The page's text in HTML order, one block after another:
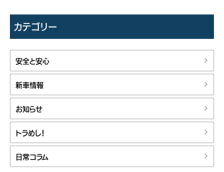
カテゴリー
安全と安心
新車情報
お知らせ
トラめし！
日常コラム